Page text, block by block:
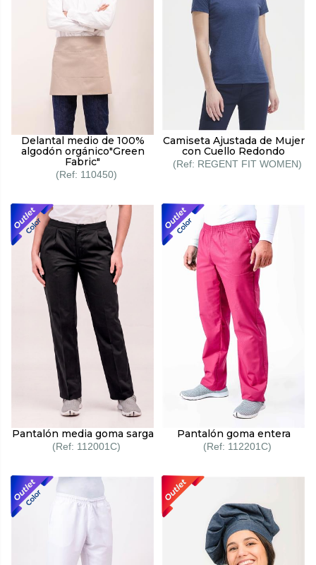
Delantal medio de 100%
algodón orgánico"Green
Fabric"
110450
Camiseta Ajustada de Mujer
con Cuello Redondo
REGENT FIT WOMEN
Pantalón media goma sarga
112001C
Pantalón goma entera
112201C